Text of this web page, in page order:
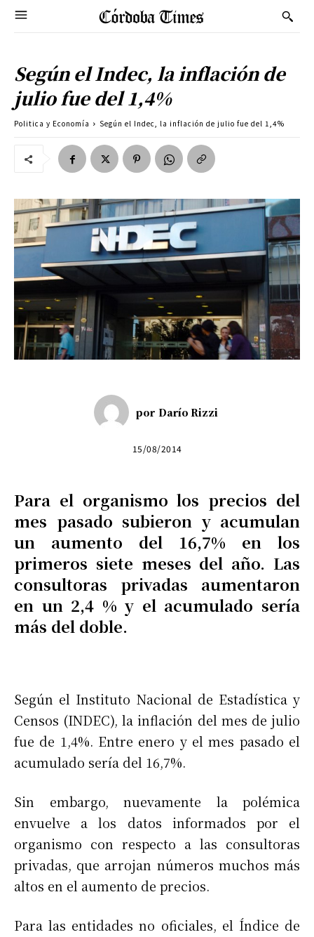
Según el Indec, la inflación de
julio fue del 1,4%
Politica y Economía Según el Indec, la inflación de julio fue del 1,4%
por Darío Rizzi
15/08/2014
Para el organismo los precios del
mes pasado subieron y acumulan
un aumento del 16,7% en los
primeros siete meses del año. Las
consultoras privadas aumentaron
en un 2,4 % y el acumulado sería
más del doble.
Según el Instituto Nacional de Estadística y
Censos (INDEC), la inflación del mes de julio
fue de 1,4%. Entre enero y el mes pasado el
acumulado sería del 16,7%.
Sin embargo, nuevamente la polémica
envuelve a los datos informados por el
organismo con respecto a las consultoras
privadas, que arrojan números muchos más
altos en el aumento de precios.
Para las entidades no oficiales, el Índice de